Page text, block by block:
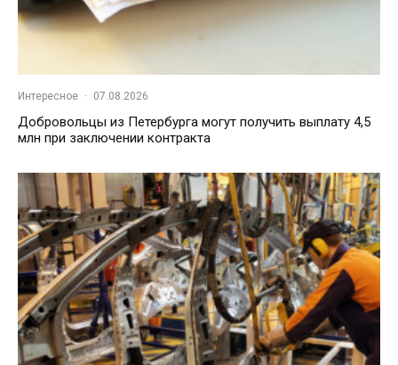
Интересное · 07.08.2026
Добровольцы из Петербурга могут получить выплату 4,5
млн при заключении контракта